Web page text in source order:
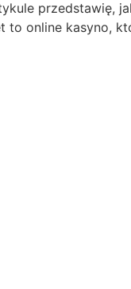
przedstawię,
to online kasyno,